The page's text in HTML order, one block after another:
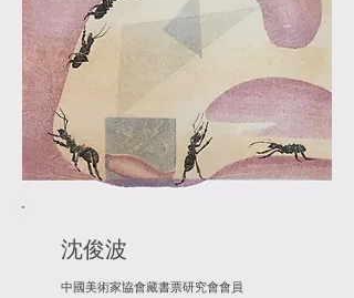
沈俊波
中國美術家協會藏書票研究會會員